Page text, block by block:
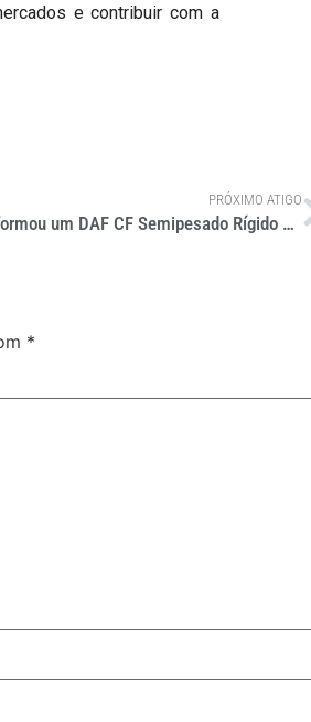
e contribuir com a
PRÓXIMO ATIGO
Bonomi Transportes transformou um DAF CF Semipesado Rígido em um motorhome
*